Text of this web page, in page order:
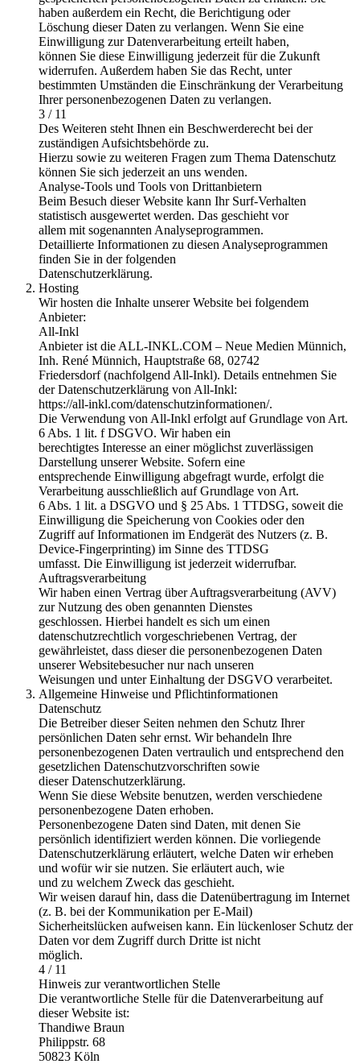
haben außerdem ein Recht, die Berichtigung oder
Löschung dieser Daten zu verlangen. Wenn Sie eine
Einwilligung zur Datenverarbeitung erteilt haben,
können Sie diese Einwilligung jederzeit für die Zukunft
widerrufen. Außerdem haben Sie das Recht, unter
bestimmten Umständen die Einschränkung der Verarbeitung
Ihrer personenbezogenen Daten zu verlangen.
3 / 11
Des Weiteren steht Ihnen ein Beschwerderecht bei der
zuständigen Aufsichtsbehörde zu.
Hierzu sowie zu weiteren Fragen zum Thema Datenschutz
können Sie sich jederzeit an uns wenden.
Analyse-Tools und Tools von Drittanbietern
Beim Besuch dieser Website kann Ihr Surf-Verhalten
statistisch ausgewertet werden. Das geschieht vor
allem mit sogenannten Analyseprogrammen.
Detaillierte Informationen zu diesen Analyseprogrammen
finden Sie in der folgenden
Datenschutzerklärung.
Hosting
Wir hosten die Inhalte unserer Website bei folgendem
Anbieter:
All-Inkl
Anbieter ist die ALL-INKL.COM – Neue Medien Münnich,
Inh. René Münnich, Hauptstraße 68, 02742
Friedersdorf (nachfolgend All-Inkl). Details entnehmen Sie
der Datenschutzerklärung von All-Inkl:
https://all-inkl.com/datenschutzinformationen/.
Die Verwendung von All-Inkl erfolgt auf Grundlage von Art.
6 Abs. 1 lit. f DSGVO. Wir haben ein
berechtigtes Interesse an einer möglichst zuverlässigen
Darstellung unserer Website. Sofern eine
entsprechende Einwilligung abgefragt wurde, erfolgt die
Verarbeitung ausschließlich auf Grundlage von Art.
6 Abs. 1 lit. a DSGVO und § 25 Abs. 1 TTDSG, soweit die
Einwilligung die Speicherung von Cookies oder den
Zugriff auf Informationen im Endgerät des Nutzers (z. B.
Device-Fingerprinting) im Sinne des TTDSG
umfasst. Die Einwilligung ist jederzeit widerrufbar.
Auftragsverarbeitung
Wir haben einen Vertrag über Auftragsverarbeitung (AVV)
zur Nutzung des oben genannten Dienstes
geschlossen. Hierbei handelt es sich um einen
datenschutzrechtlich vorgeschriebenen Vertrag, der
gewährleistet, dass dieser die personenbezogenen Daten
unserer Websitebesucher nur nach unseren
Weisungen und unter Einhaltung der DSGVO verarbeitet.
Allgemeine Hinweise und Pflichtinformationen
Datenschutz
Die Betreiber dieser Seiten nehmen den Schutz Ihrer
persönlichen Daten sehr ernst. Wir behandeln Ihre
personenbezogenen Daten vertraulich und entsprechend den
gesetzlichen Datenschutzvorschriften sowie
dieser Datenschutzerklärung.
Wenn Sie diese Website benutzen, werden verschiedene
personenbezogene Daten erhoben.
Personenbezogene Daten sind Daten, mit denen Sie
persönlich identifiziert werden können. Die vorliegende
Datenschutzerklärung erläutert, welche Daten wir erheben
und wofür wir sie nutzen. Sie erläutert auch, wie
und zu welchem Zweck das geschieht.
Wir weisen darauf hin, dass die Datenübertragung im Internet
(z. B. bei der Kommunikation per E-Mail)
Sicherheitslücken aufweisen kann. Ein lückenloser Schutz der
Daten vor dem Zugriff durch Dritte ist nicht
möglich.
4 / 11
Hinweis zur verantwortlichen Stelle
Die verantwortliche Stelle für die Datenverarbeitung auf
dieser Website ist:
Thandiwe Braun
Philippstr. 68
50823 Köln